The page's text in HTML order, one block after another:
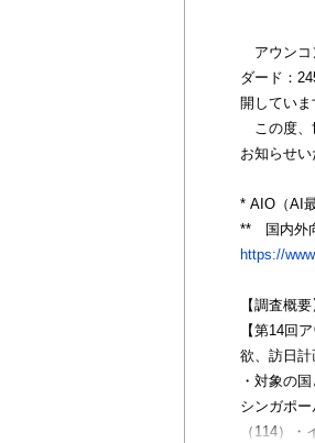
アウンコ
ダード：
開していま
この度、
お知らせい
* AIO（AI
** 国内外
https://
【調査概要
【第14回
欲、訪日
・対象の
シンガポ
（114）